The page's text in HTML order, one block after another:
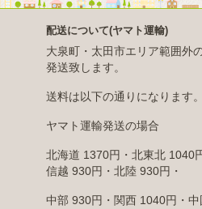
配送について(ヤマト運輸)
大泉町・太田市エリア範囲外
発送致します。
送料は以下の通りになります。
ヤマト運輸発送の場合
北海道 1370円・北東北 1040
信越 930円・北陸 930円・
中部 930円・関西 1040円・